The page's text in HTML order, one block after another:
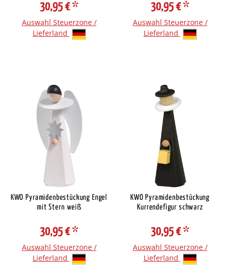
30,95 €*
Auswahl Steuerzone /
Lieferland
30,95 €*
Auswahl Steuerzone /
Lieferland
KWO Pyramidenbestückung Engel
mit Stern weiß
30,95 €*
Auswahl Steuerzone /
Lieferland
KWO Pyramidenbestückung
Kurrendefigur schwarz
30,95 €*
Auswahl Steuerzone /
Lieferland